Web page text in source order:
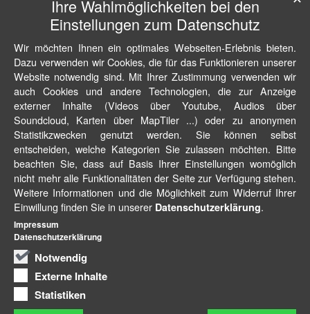
Ihre Wahlmöglichkeiten bei den
Einstellungen zum Datenschutz
Wir möchten Ihnen ein optimales Webseiten-Erlebnis bieten.
Dazu verwenden wir Cookies, die für das Funktionieren unserer
Website notwendig sind. Mit Ihrer Zustimmung verwenden wir
auch Cookies und andere Technologien, die zur Anzeige
externer Inhalte (Videos über Youtube, Audios über
Soundcloud, Karten über MapTiler ...) oder zu anonymen
Statistikzwecken genutzt werden. Sie können selbst
entscheiden, welche Kategorien Sie zulassen möchten. Bitte
beachten Sie, dass auf Basis Ihrer Einstellungen womöglich
nicht mehr alle Funktionalitäten der Seite zur Verfügung stehen.
Weitere Informationen und die Möglichkeit zum Widerruf Ihrer
Einwillung finden Sie in unserer Datenschutzerklärung.
Notwendig
Externe Inhalte
Statistiken
Impressum
Datenschutzerklärung